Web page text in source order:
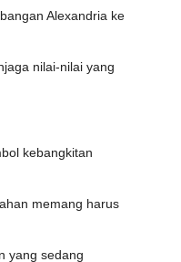
Alexandria ke
nilai-nilai yang
kebangkitan
memang harus
yang sedang